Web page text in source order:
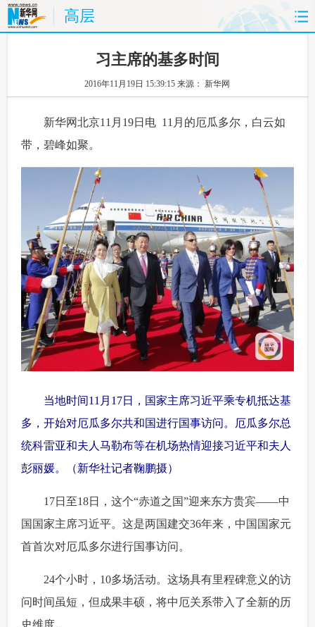
高层
时政 国际
体育 人事
时尚 思客 地方 法治
房产 公司
图片 视频 彩票 食品
旅游 健康 信息化 数据
金融 公益 军事 无人机
富媒体 摄影 新华广播
新华电视中文 新华电视英文 返回PC
习主席的基多时间
2016年11月19日 15:39:15来源： 新华网
新华网北京11月19日电 11月的厄瓜多尔，白云如
带，碧峰如聚。
当地时间11月17日，国家主席习近平乘专机抵达基
多，开始对厄瓜多尔共和国进行国事访问。厄瓜多尔总
统科雷亚和夫人马勒布等在机场热情迎接习近平和夫人
彭丽媛。（新华社记者鞠鹏摄）
17日至18日，这个“赤道之国”迎来东方贵宾——中
国国家主席习近平。这是两国建交36年来，中国国家元
首首次对厄瓜多尔进行国事访问。
24个小时，10多场活动。这场具有里程碑意义的访
问时间虽短，但成果丰硕，将中厄关系带入了全新的历